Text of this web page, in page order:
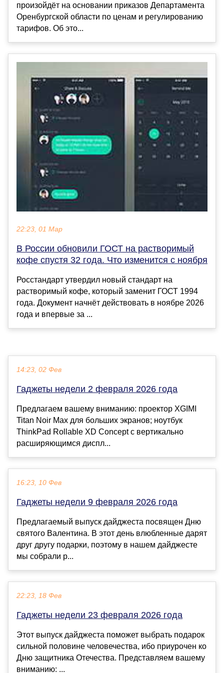
произойдёт на основании приказов Департамента
Оренбургской области по ценам и регулированию
тарифов. Об это...
22:23, 01 Мар
В России обновили ГОСТ на растворимый
кофе спустя 32 года. Что изменится с ноября
Росстандарт утвердил новый стандарт на
растворимый кофе, который заменит ГОСТ 1994
года. Документ начнёт действовать в ноябре 2026
года и впервые за ...
14:23, 02 Фев
Гаджеты недели 2 февраля 2026 года
Предлагаем вашему вниманию: проектор XGIMI
Titan Noir Max для больших экранов; ноутбук
ThinkPad Rollable XD Concept с вертикально
расширяющимся диспл...
16:23, 10 Фев
Гаджеты недели 9 февраля 2026 года
Предлагаемый выпуск дайджеста посвящен Дню
святого Валентина. В этот день влюбленные дарят
друг другу подарки, поэтому в нашем дайджесте
мы собрали р...
22:23, 18 Фев
Гаджеты недели 23 февраля 2026 года
Этот выпуск дайджеста поможет выбрать подарок
сильной половине человечества, ибо приурочен ко
Дню защитника Отечества. Представляем вашему
вниманию: ...